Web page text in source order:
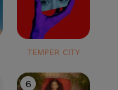
TEMPER CITY
6